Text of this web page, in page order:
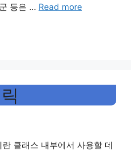
등은 … Read more
클래스 내부에서 사용할 데